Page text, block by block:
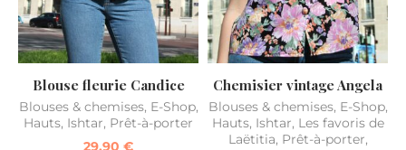
Blouse fleurie Candice
Blouses & chemises, E-Shop,
Hauts, Ishtar, Prêt-à-porter
29,90 €
Chemisier vintage Angela
Blouses & chemises, E-Shop,
Hauts, Ishtar, Les favoris de
Laëtitia, Prêt-à-porter,